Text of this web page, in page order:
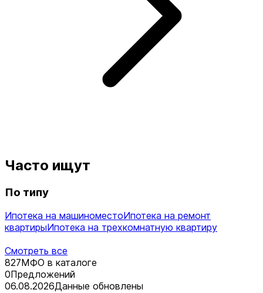
Часто ищут
По типу
Ипотека на машиноместоИпотека на ремонт
квартирыИпотека на трехкомнатную квартиру
Смотреть все
827МФО в каталоге
0Предложений
06.08.2026Данные обновлены